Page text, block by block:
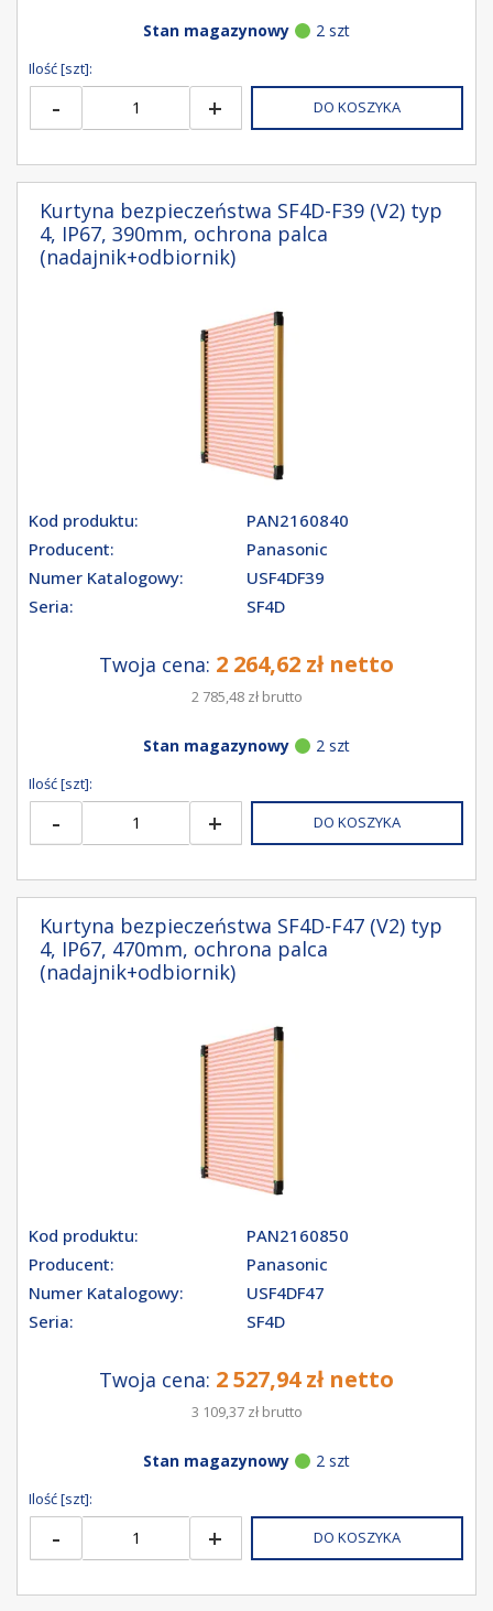
Stan magazynowy 2 szt
Ilość [szt]:
- + DO KOSZYKA
Kurtyna bezpieczeństwa SF4D-F39 (V2) typ
4, IP67, 390mm, ochrona palca
(nadajnik+odbiornik)
Kod produktu:
PAN2160840
Producent:
Panasonic
Numer Katalogowy:
USF4DF39
Seria:
SF4D
Twoja cena: 2 264,62 zł netto
2 785,48 zł brutto
Stan magazynowy 2 szt
Ilość [szt]:
- + DO KOSZYKA
Kurtyna bezpieczeństwa SF4D-F47 (V2) typ
4, IP67, 470mm, ochrona palca
(nadajnik+odbiornik)
Kod produktu:
PAN2160850
Producent:
Panasonic
Numer Katalogowy:
USF4DF47
Seria:
SF4D
Twoja cena: 2 527,94 zł netto
3 109,37 zł brutto
Stan magazynowy 2 szt
Ilość [szt]:
- + DO KOSZYKA